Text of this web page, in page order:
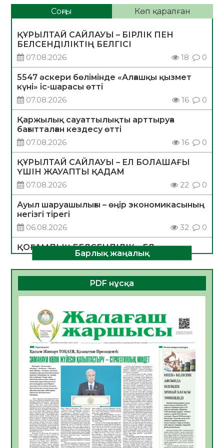
Соңғы Көп қаралған
ҚҰРЫЛТАЙ САЙЛАУЫ – БІРЛІК ПЕН
БЕЛСЕНДІЛІКТІҢ БЕЛГІСІ
07.08.2026
18 0
5547 әскери бөлімінде «Алғашқы қызмет
күні» іс-шарасы өтті
07.08.2026
16 0
Қаржылық сауаттылықты арттыруға
бағытталған кездесу өтті
07.08.2026
16 0
ҚҰРЫЛТАЙ САЙЛАУЫ – ЕЛ БОЛАШАҒЫ
ҮШІН ЖАУАПТЫ ҚАДАМ
07.08.2026
22 0
Ауыл шаруашылығы – өңір экономикасының
негізгі тірегі
06.08.2026
32 0
ҚОҒАМДЫҚ БЕЛСЕНДІЛІК – ЕЛ
ДАМУЫНЫҢ НЕГІЗІ
06.08.2026
31 0
ҚҰРЫЛТАЙ САЙЛАУЫ – БОЛАШАҚҚА
06.08.2026
Инфекциялық ауруларға қарсы иммундау
жұмыстарының тиімділігі
06.08.2026
34
Көкжөтел ауруы туралы
06.08.2026
31
АПВ вакцинасы туралы мәлімет
06.08.2026
32
Open Air: Қызылорда облысы полиция
Барлық жаңалық
PDF нұсқа